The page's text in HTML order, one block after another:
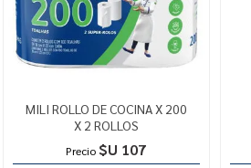
MILI ROLLO DE COCINA X 200
X 2 ROLLOS
Precio $U 107